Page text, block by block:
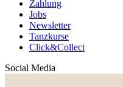
Zahlung
Jobs
Newsletter
Tanzkurse
Click&Collect
Social Media